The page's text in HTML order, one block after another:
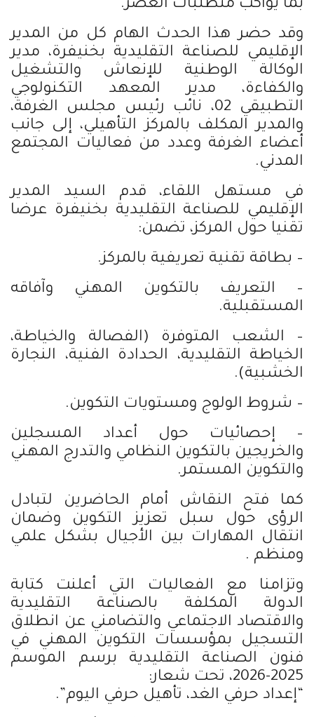
بما يواكب متطلبات العصر.
وقد حضر هذا الحدث الهام كل من المدير
الإقليمي للصناعة التقليدية بخنيفرة، مدير
الوكالة الوطنية للإنعاش والتشغيل
والكفاءة، مدير المعهد التكنولوجي
التطبيقي 02، نائب رئيس مجلس الغرفة،
والمدير المكلف بالمركز التأهيلي، إلى جانب
أعضاء الغرفة وعدد من فعاليات المجتمع
المدني.
في مستهل اللقاء، قدم السيد المدير
الإقليمي للصناعة التقليدية بخنيفرة عرضا
تقنيا حول المركز، تضمن:
– بطاقة تقنية تعريفية بالمركز.
– التعريف بالتكوين المهني وآفاقه
المستقبلية.
– الشعب المتوفرة (الفصالة والخياطة،
الخياطة التقليدية، الحدادة الفنية، النجارة
الخشبية).
– شروط الولوج ومستويات التكوين.
– إحصائيات حول أعداد المسجلين
والخريجين بالتكوين النظامي والتدرج المهني
والتكوين المستمر.
كما فتح النقاش أمام الحاضرين لتبادل
الرؤى حول سبل تعزيز التكوين وضمان
انتقال المهارات بين الأجيال بشكل علمي
ومنظم .
وتزامنا مع الفعاليات التي أعلنت كتابة
الدولة المكلفة بالصناعة التقليدية
والاقتصاد الاجتماعي والتضامني عن انطلاق
التسجيل بمؤسسات التكوين المهني في
فنون الصناعة التقليدية برسم الموسم
2025-2026، تحت شعار:
“إعداد حرفي الغد، تأهيل حرفي اليوم”.